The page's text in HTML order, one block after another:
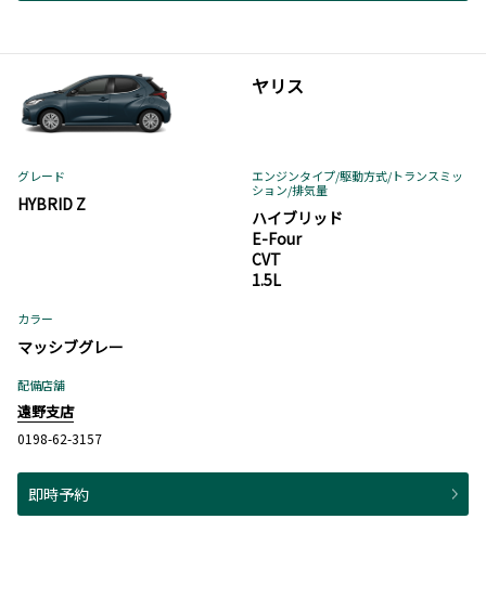
ヤリス
グレード
HYBRID Z
エンジンタイプ/駆動方式/トランスミッ
ション/排気量
ハイブリッド
E-Four
CVT
1.5L
カラー
マッシブグレー
配備店舗
遠野支店
0198-62-3157
即時予約